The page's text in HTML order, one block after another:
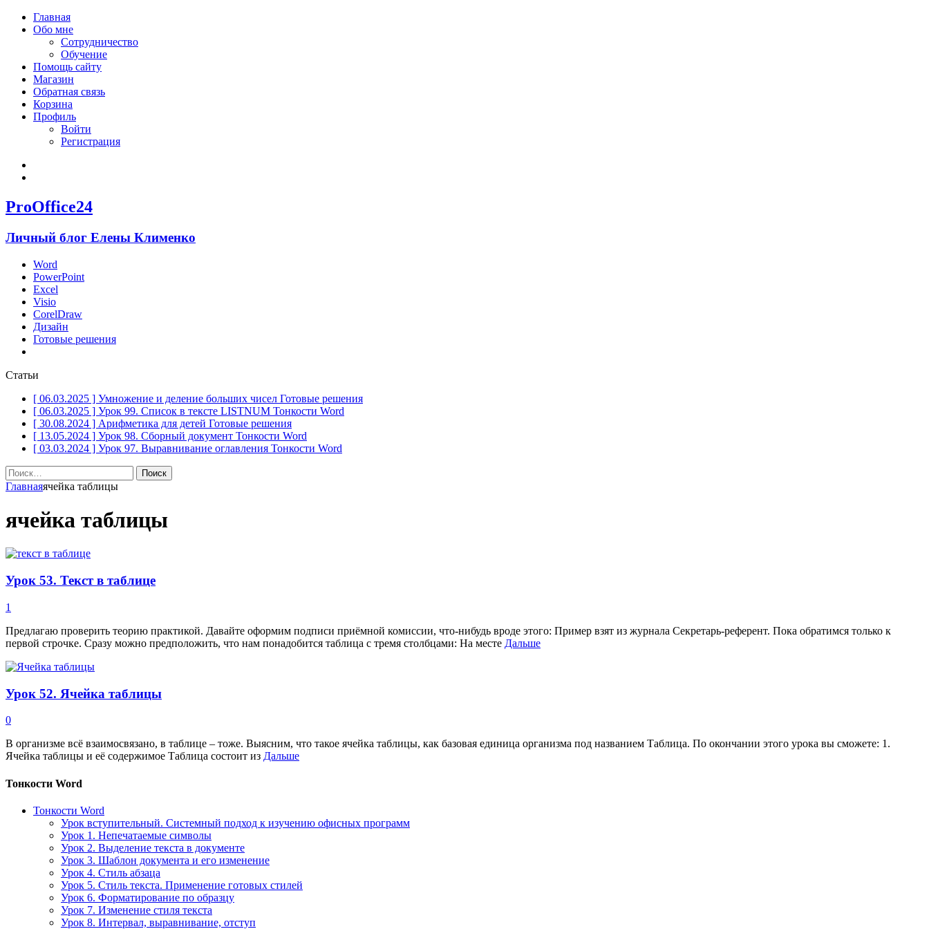
Главная
Обо мне
Сотрудничество
Обучение
Помощь сайту
Магазин
Обратная связь
Корзина
Профиль
Войти
Регистрация
ProOffice24
Личный блог Елены Клименко
Word
PowerPoint
Excel
Visio
CorelDraw
Дизайн
Готовые решения
Статьи
[ 06.03.2025 ] Умножение и деление больших чисел Готовые решения
[ 06.03.2025 ] Урок 99. Список в тексте LISTNUM Тонкости Word
[ 30.08.2024 ] Арифметика для детей Готовые решения
[ 13.05.2024 ] Урок 98. Сборный документ Тонкости Word
[ 03.03.2024 ] Урок 97. Выравнивание оглавления Тонкости Word
Найти:
Главнаяячейка таблицы
ячейка таблицы
Урок 53. Текст в таблице
1
Предлагаю проверить теорию практикой. Давайте оформим подписи приёмной комиссии, что-нибудь вроде этого: Пример взят из журнала Секретарь-референт. Пока обратимся только к
первой строчке. Сразу можно предположить, что нам понадобится таблица с тремя столбцами: На месте Дальше
Урок 52. Ячейка таблицы
0
В организме всё взаимосвязано, в таблице – тоже. Выясним, что такое ячейка таблицы, как базовая единица организма под названием Таблица. По окончании этого урока вы сможете: 1.
Ячейка таблицы и её содержимое Таблица состоит из Дальше
Тонкости Word
Тонкости Word
Урок вступительный. Системный подход к изучению офисных программ
Урок 1. Непечатаемые символы
Урок 2. Выделение текста в документе
Урок 3. Шаблон документа и его изменение
Урок 4. Стиль абзаца
Урок 5. Стиль текста. Применение готовых стилей
Урок 6. Форматирование по образцу
Урок 7. Изменение стиля текста
Урок 8. Интервал, выравнивание, отступ